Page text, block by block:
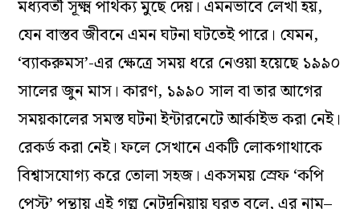
মধ্যবর্তী সূক্ষ্ম পার্থক্য মুছে দেয়। এমনভাবে লেখা হয়,
যেন বাস্তব জীবনে এমন ঘটনা ঘটতেই পারে। যেমন,
‘ব্যাকরুমস’-এর ক্ষেত্রে সময় ধরে নেওয়া হয়েছে ১৯৯০
সালের জুন মাস। কারণ, ১৯৯০ সাল বা তার আগের
সময়কালের সমস্ত ঘটনা ইন্টারনেটে আর্কাইভ করা নেই।
রেকর্ড করা নেই। ফলে সেখানে একটি লোকগাথাকে
বিশ্বাসযোগ্য করে তোলা সহজ। একসময় স্রেফ ‘কপি